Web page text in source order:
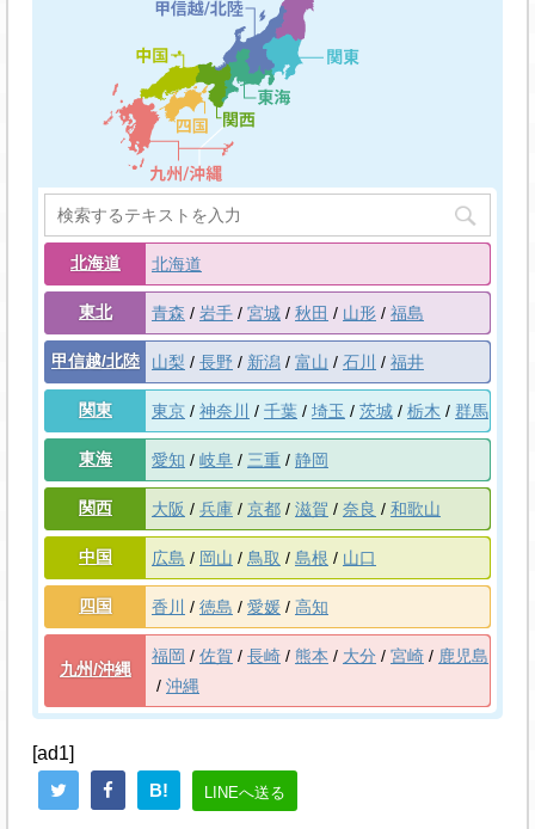
北海道 北海道
東北 青森 岩手 宮城 秋田 山形 福島
甲信越/北陸 山梨 長野 新潟 富山 石川 福井
関東 東京 神奈川 千葉 埼玉 茨城 栃木 群馬
東海 愛知 岐阜 三重 静岡
関西 大阪 兵庫 京都 滋賀 奈良 和歌山
中国 広島 岡山 鳥取 島根 山口
四国 香川 徳島 愛媛 高知
九州/沖縄
福岡 佐賀 長崎 熊本 大分 宮崎
鹿児島
沖縄
[ad1]
B!
LINEへ送る